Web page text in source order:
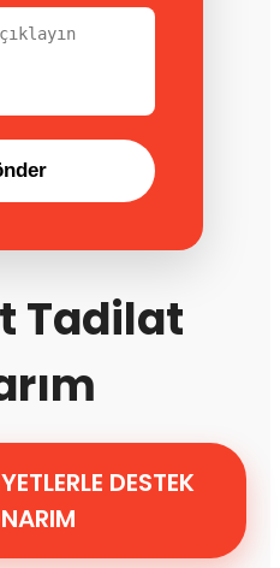
Tadilat
DESTEK